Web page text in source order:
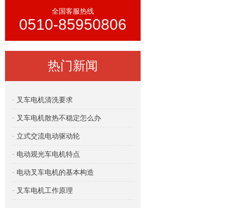
全国客服热线
0510-85950806
热门新闻
· 叉车电机清洗要求
· 叉车电机散热不稳定怎么办
· 立式交流电动驱动轮
· 电动观光车电机特点
· 电动叉车电机的基本构造
· 叉车电机工作原理